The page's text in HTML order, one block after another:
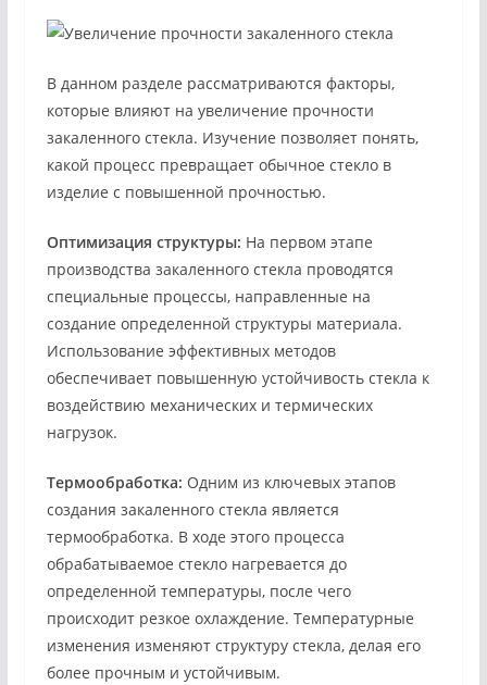
В данном разделе рассматриваются факторы,
которые влияют на увеличение прочности
закаленного стекла. Изучение позволяет понять,
какой процесс превращает обычное стекло в
изделие с повышенной прочностью.
Оптимизация структуры: На первом этапе
производства закаленного стекла проводятся
специальные процессы, направленные на
создание определенной структуры материала.
Использование эффективных методов
обеспечивает повышенную устойчивость стекла к
воздействию механических и термических
нагрузок.
Термообработка: Одним из ключевых этапов
создания закаленного стекла является
термообработка. В ходе этого процесса
обрабатываемое стекло нагревается до
определенной температуры, после чего
происходит резкое охлаждение. Температурные
изменения изменяют структуру стекла, делая его
более прочным и устойчивым.